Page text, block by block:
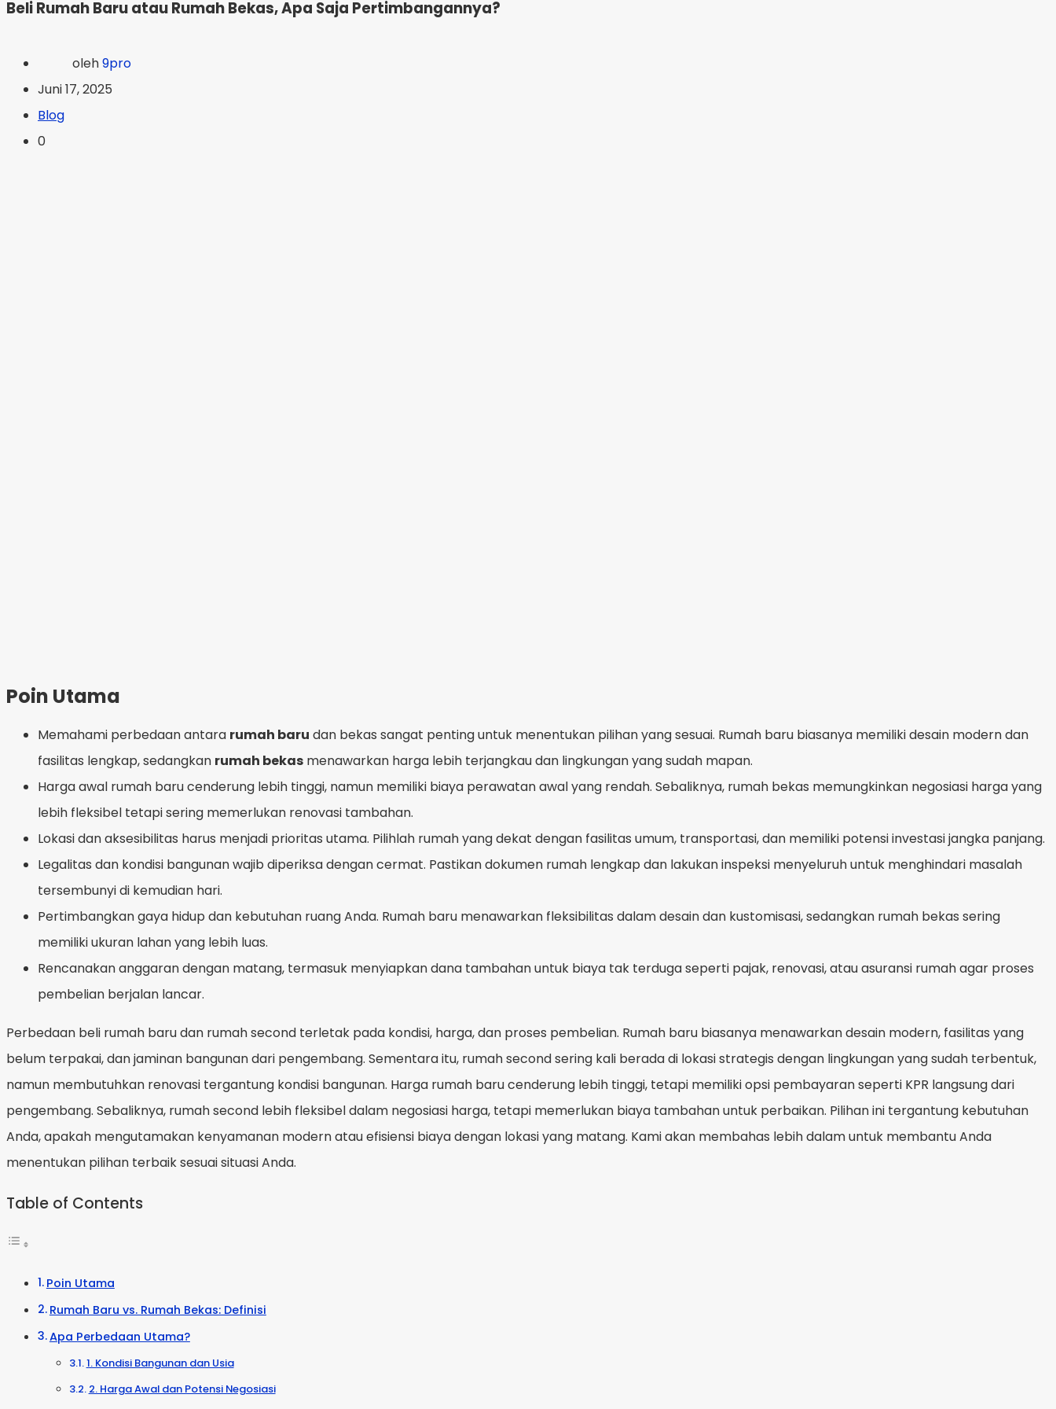
Beli Rumah Baru atau Rumah Bekas, Apa Saja Pertimbangannya?
oleh9pro
Juni 17, 2025
Blog
0
Poin Utama
Memahami perbedaan antara rumah baru dan bekas sangat penting untuk menentukan pilihan yang sesuai. Rumah baru biasanya memiliki desain modern dan
fasilitas lengkap, sedangkan rumah bekas menawarkan harga lebih terjangkau dan lingkungan yang sudah mapan.
Harga awal rumah baru cenderung lebih tinggi, namun memiliki biaya perawatan awal yang rendah. Sebaliknya, rumah bekas memungkinkan negosiasi harga yang
lebih fleksibel tetapi sering memerlukan renovasi tambahan.
Lokasi dan aksesibilitas harus menjadi prioritas utama. Pilihlah rumah yang dekat dengan fasilitas umum, transportasi, dan memiliki potensi investasi jangka panjang.
Legalitas dan kondisi bangunan wajib diperiksa dengan cermat. Pastikan dokumen rumah lengkap dan lakukan inspeksi menyeluruh untuk menghindari masalah
tersembunyi di kemudian hari.
Pertimbangkan gaya hidup dan kebutuhan ruang Anda. Rumah baru menawarkan fleksibilitas dalam desain dan kustomisasi, sedangkan rumah bekas sering
memiliki ukuran lahan yang lebih luas.
Rencanakan anggaran dengan matang, termasuk menyiapkan dana tambahan untuk biaya tak terduga seperti pajak, renovasi, atau asuransi rumah agar proses
pembelian berjalan lancar.
Perbedaan beli rumah baru dan rumah second terletak pada kondisi, harga, dan proses pembelian. Rumah baru biasanya menawarkan desain modern, fasilitas yang
belum terpakai, dan jaminan bangunan dari pengembang. Sementara itu, rumah second sering kali berada di lokasi strategis dengan lingkungan yang sudah terbentuk,
namun membutuhkan renovasi tergantung kondisi bangunan. Harga rumah baru cenderung lebih tinggi, tetapi memiliki opsi pembayaran seperti KPR langsung dari
pengembang. Sebaliknya, rumah second lebih fleksibel dalam negosiasi harga, tetapi memerlukan biaya tambahan untuk perbaikan. Pilihan ini tergantung kebutuhan
Anda, apakah mengutamakan kenyamanan modern atau efisiensi biaya dengan lokasi yang matang. Kami akan membahas lebih dalam untuk membantu Anda
menentukan pilihan terbaik sesuai situasi Anda.
Table of Contents
Poin Utama
Rumah Baru vs. Rumah Bekas: Definisi
Apa Perbedaan Utama?
1. Kondisi Bangunan dan Usia
2. Harga Awal dan Potensi Negosiasi